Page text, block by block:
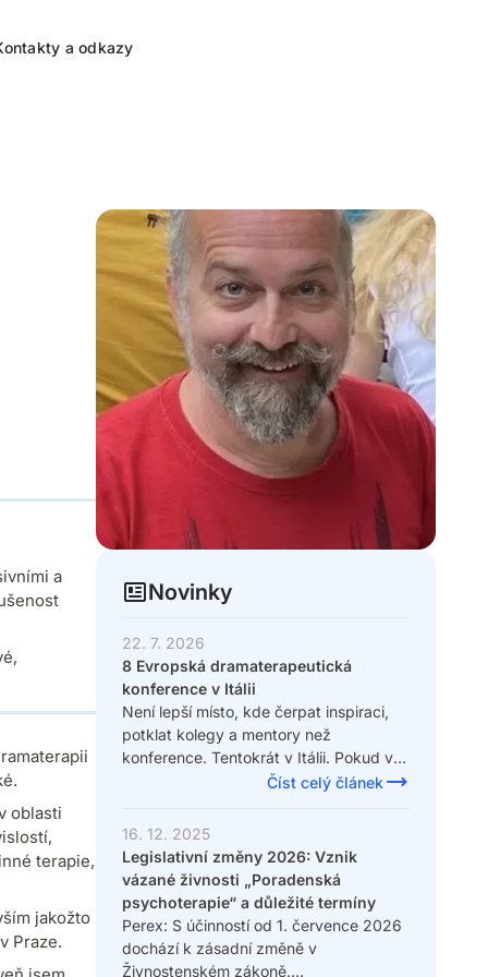
a odkazy
a
oblasti
terapie,
jakožto
Praze.
Novinky
22. 7. 2026
8 Evropská dramaterapeutická
konference v Itálii
Není lepší místo, kde čerpat inspiraci,
potklat kolegy a mentory než
konference. Tentokrát v Itálii. Pokud vás
zajímá více, zde je odkaz na stránky
Číst celý článek
16. 12. 2025
Legislativní změny 2026: Vznik
vázané živnosti „Poradenská
psychoterapie“ a důležité termíny
Perex: S účinností od 1. července 2026
dochází k zásadní změně v
Živnostenském zákoně.